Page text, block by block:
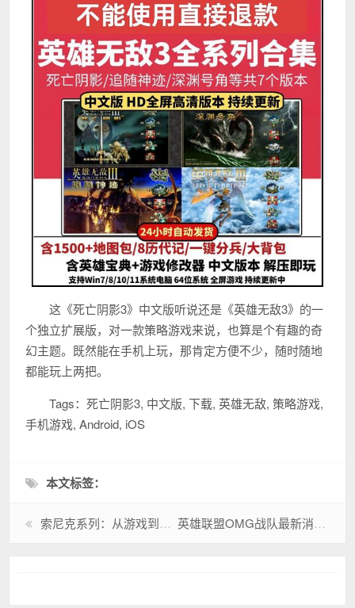
这《死亡阴影3》中文版听说还是《英雄无敌3》的一
个独立扩展版，对一款策略游戏来说，也算是个有趣的奇
幻主题。既然能在手机上玩，那肯定方便不少，随时随地
都能玩上两把。
Tags：死亡阴影3, 中文版, 下载, 英雄无敌, 策略游戏,
手机游戏, Android, iOS
本文标签：
索尼克系列：从游戏到电影，蓝色刺猬的传奇 英雄联盟OMG战队最新消息，夏季赛他们能走多远？